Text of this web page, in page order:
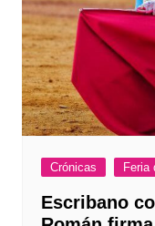
Crónicas Feria
Escribano